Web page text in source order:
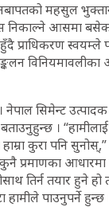
महसुल
निकाल्ने आसमा
स्वयम्ले
विनियमावलीका
नेपाल सिमेन्ट
। “हामीलाई
कुरा पनि
कुनै प्रमाणका
तयार हुने हो
पाउनुपर्ने हुन्छ